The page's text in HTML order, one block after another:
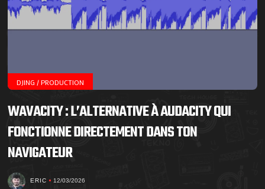
DJING / PRODUCTION
WAVACITY : L’ALTERNATIVE À AUDACITY QUI
FONCTIONNE DIRECTEMENT DANS TON
NAVIGATEUR
ERIC 12/03/2026